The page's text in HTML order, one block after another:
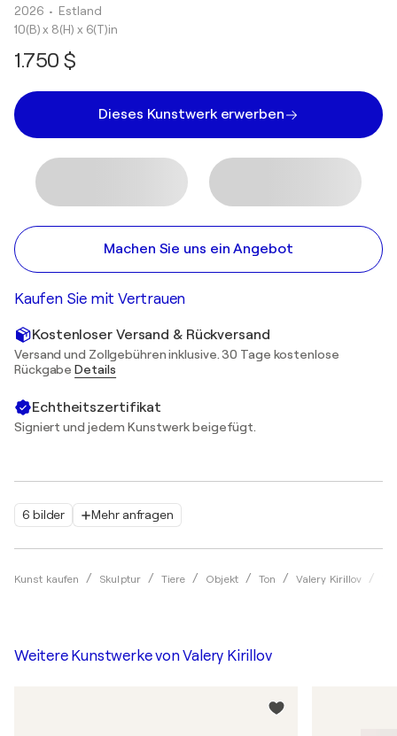
6 bilder Mehr anfragen
Kunst kaufen Skulptur Tiere Objekt Ton Valery Kirillov
2026 • Estland
10(B) x 8(H) x 6(T)in
1.750 $
Dieses Kunstwerk erwerben
Machen Sie uns ein Angebot
Kaufen Sie mit Vertrauen
Kostenloser Versand & Rückversand
Versand und Zollgebühren inklusive. 30 Tage kostenlose
RückgabeDetails
Echtheitszertifikat
Signiert und jedem Kunstwerk beigefügt.
Weitere Kunstwerke vonValery Kirillov